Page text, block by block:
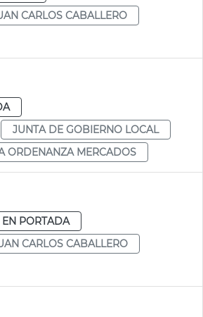
CARLOS CABALLERO
JUNTA DE GOBIERNO LOCAL
ORDENANZA MERCADOS
EN PORTADA
CARLOS CABALLERO